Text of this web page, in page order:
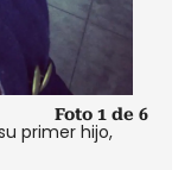
primer hijo,
Foto 1 de 6